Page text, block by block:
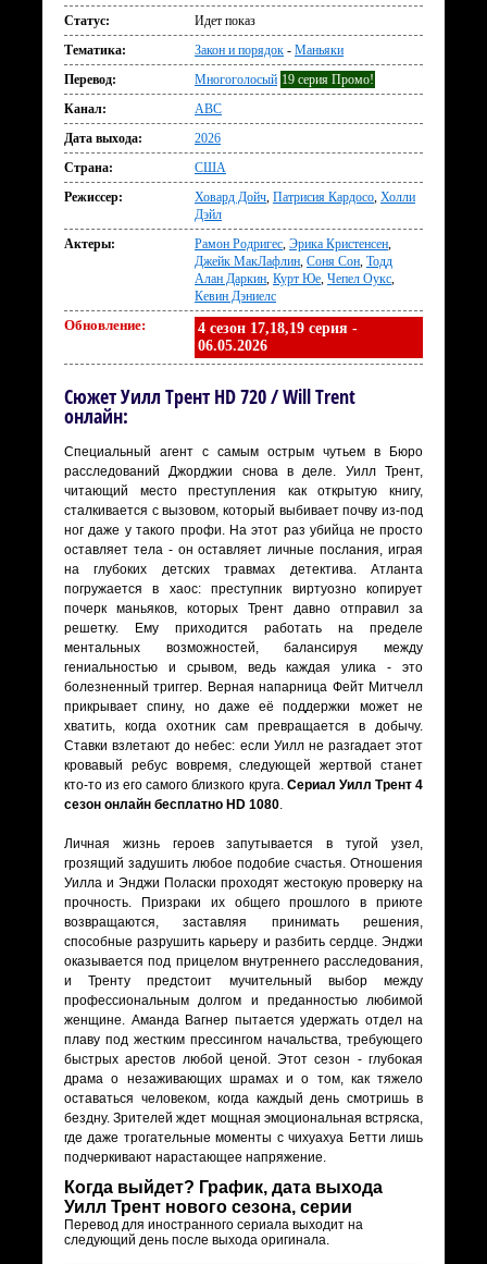
Статус:
Идет показ
Тематика:
Закон и порядок - Маньяки
Перевод:
Многоголосый 19 серия Промо!
Канал:
ABC
Дата выхода:
2026
Страна:
США
Режиссер:
Ховард Дойч, Патрисия Кардосо, Холли
Дэйл
Актеры:
Рамон Родригес, Эрика Кристенсен,
Джейк МакЛафлин, Соня Сон, Тодд
Алан Даркин, Курт Юе, Чепел Оукс,
Кевин Дэниелс
Обновление:
4 сезон 17,18,19 серия -
06.05.2026
Сюжет Уилл Трент HD 720 / Will Trent
онлайн:
Специальный агент с самым острым чутьем в Бюро
расследований Джорджии снова в деле. Уилл Трент,
читающий место преступления как открытую книгу,
сталкивается с вызовом, который выбивает почву из-под
ног даже у такого профи. На этот раз убийца не просто
оставляет тела - он оставляет личные послания, играя
на глубоких детских травмах детектива. Атланта
погружается в хаос: преступник виртуозно копирует
почерк маньяков, которых Трент давно отправил за
решетку. Ему приходится работать на пределе
ментальных возможностей, балансируя между
гениальностью и срывом, ведь каждая улика - это
болезненный триггер. Верная напарница Фейт Митчелл
прикрывает спину, но даже её поддержки может не
хватить, когда охотник сам превращается в добычу.
Ставки взлетают до небес: если Уилл не разгадает этот
кровавый ребус вовремя, следующей жертвой станет
кто-то из его самого близкого круга. Сериал Уилл Трент 4
сезон онлайн бесплатно HD 1080.
Личная жизнь героев запутывается в тугой узел,
грозящий задушить любое подобие счастья. Отношения
Уилла и Энджи Поласки проходят жестокую проверку на
прочность. Призраки их общего прошлого в приюте
возвращаются, заставляя принимать решения,
способные разрушить карьеру и разбить сердце. Энджи
оказывается под прицелом внутреннего расследования,
и Тренту предстоит мучительный выбор между
профессиональным долгом и преданностью любимой
женщине. Аманда Вагнер пытается удержать отдел на
плаву под жестким прессингом начальства, требующего
быстрых арестов любой ценой. Этот сезон - глубокая
драма о незаживающих шрамах и о том, как тяжело
оставаться человеком, когда каждый день смотришь в
бездну. Зрителей ждет мощная эмоциональная встряска,
где даже трогательные моменты с чихуахуа Бетти лишь
подчеркивают нарастающее напряжение.
Когда выйдет? График, дата выхода
Уилл Трент нового сезона, серии
Перевод для иностранного сериала выходит на
следующий день после выхода оригинала.